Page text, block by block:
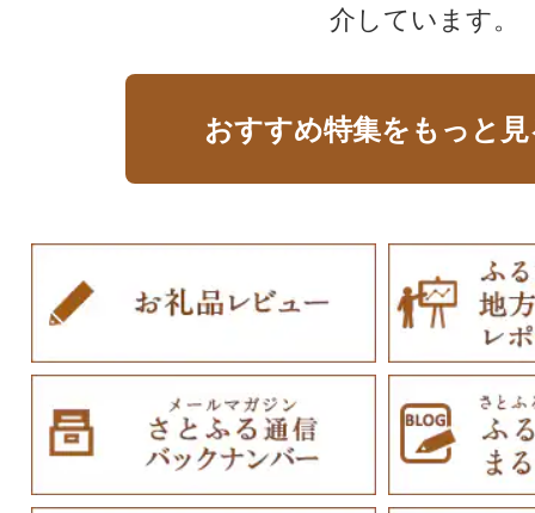
介しています。
おすすめ特集をもっと